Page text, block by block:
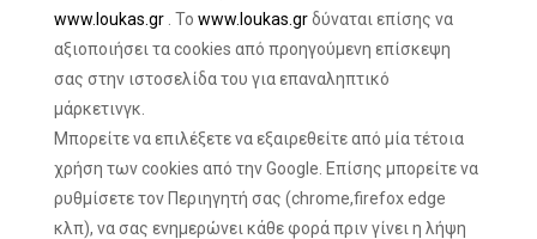
www.loukas.gr . To www.loukas.grδύναται επίσης να
αξιοποιήσει τα cookies από προηγούμενη επίσκεψη
σας στην ιστοσελίδα του για επαναληπτικό
μάρκετινγκ.
Μπορείτε να επιλέξετε να εξαιρεθείτε από μία τέτοια
χρήση των cookies από την Google. Επίσης μπορείτε να
ρυθμίσετε τον Περιηγητή σας (chrome,firefox edge
κλπ), να σας ενημερώνει κάθε φορά πριν γίνει η λήψη